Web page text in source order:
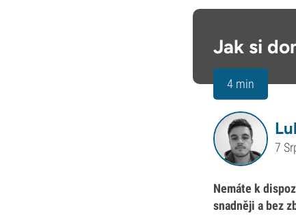
Jak si
4 min
7
Nemáte k
snadněji a bez